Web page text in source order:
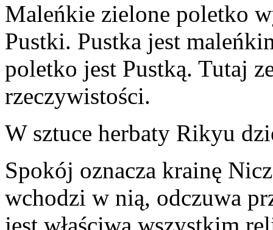
Maleńkie zielone poletko
Pustki. Pustka jest
poletko jest Pustką. Tutaj
rzeczywistości.
W sztuce herbaty Rikyu
Spokój oznacza krainę
wchodzi w nią, odczuwa